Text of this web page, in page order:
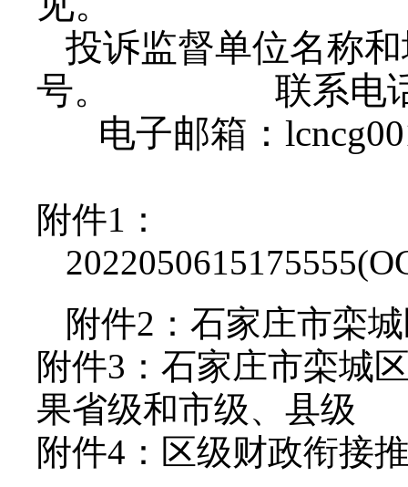
投诉监督单位名称
号。
联系电
电子邮箱：
附件1：
附件2： 石家庄市栾
附件3： 石家庄市栾城
果省级和市级、县级
附件4： 区级财政衔接